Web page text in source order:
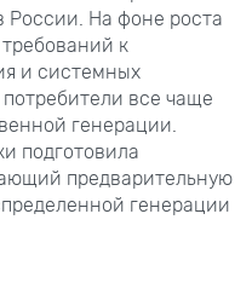
России. На фоне роста
к
и системных
все чаще
генерации.
подготовила
предварительную
генерации